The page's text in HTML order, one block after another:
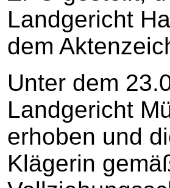
Landgericht
dem
Unter dem
Landgericht
erhoben und
Klägerin